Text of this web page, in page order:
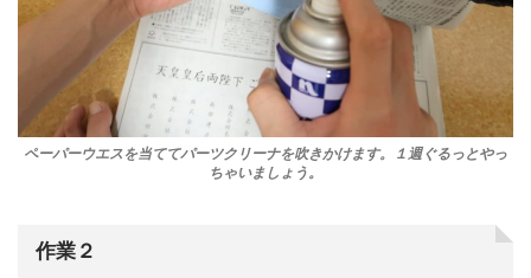
ペーパーウエスを当ててパーツクリーナを吹きかけます。１週ぐるっとやっ
ちゃいましょう。
作業２